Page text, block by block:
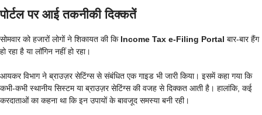
पोर्टल पर आई तकनीकी दिक्कतें
सोमवार को हजारों लोगों ने शिकायत की कि Income Tax e-Filing Portal बार-बार हैंग
हो रहा है या लॉगिन नहीं हो रहा।
आयकर विभाग ने ब्राउज़र सेटिंग्स से संबंधित एक गाइड भी जारी किया। इसमें कहा गया कि
कभी-कभी स्थानीय सिस्टम या ब्राउज़र सेटिंग्स की वजह से दिक्कत आती है। हालांकि, कई
करदाताओं का कहना था कि इन उपायों के बावजूद समस्या बनी रही।